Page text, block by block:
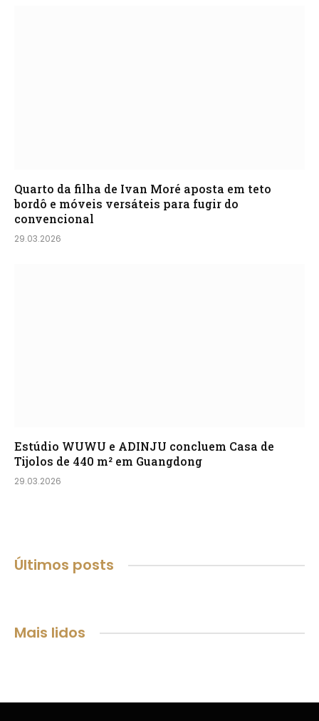
Quarto da filha de Ivan Moré aposta em teto
bordô e móveis versáteis para fugir do
convencional
29.03.2026
Estúdio WUWU e ADINJU concluem Casa de
Tijolos de 440 m² em Guangdong
29.03.2026
Últimos posts
Mais lidos